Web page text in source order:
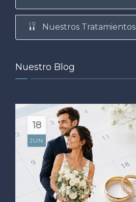
Nuestros Tratamientos
Nuestro Blog
18
JUN